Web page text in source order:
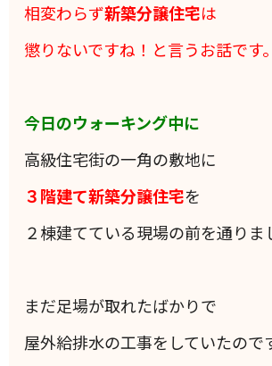
相変わらず新築分譲住宅は
懲りないですね！と言うお話です。
今日のウォーキング中に
高級住宅街の一角の敷地に
３階建て新築分譲住宅を
２棟建てている現場の前を通りま
まだ足場が取れたばかりで
屋外給排水の工事をしていたので